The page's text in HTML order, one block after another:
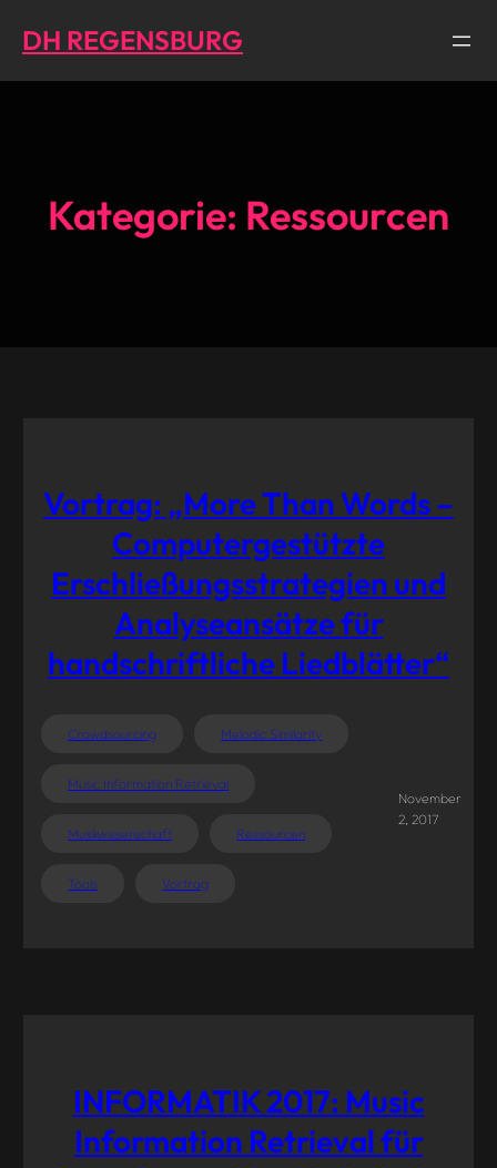
zum
Inhalt
DH REGENSBURG
Kategorie: Ressourcen
Vortrag: „More Than Words –
Computergestützte
Erschließungsstrategien und
Analyseansätze für
handschriftliche Liedblätter“
Crowdsourcing Melodic Similarity
Music Information Retrieval
Musikwissenschaft Ressourcen
Tools Vortrag
November
2, 2017
INFORMATIK 2017: Music
Information Retrieval für